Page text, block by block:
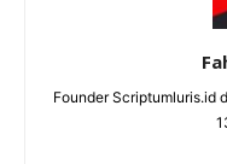
Founder Scriptumluris.id